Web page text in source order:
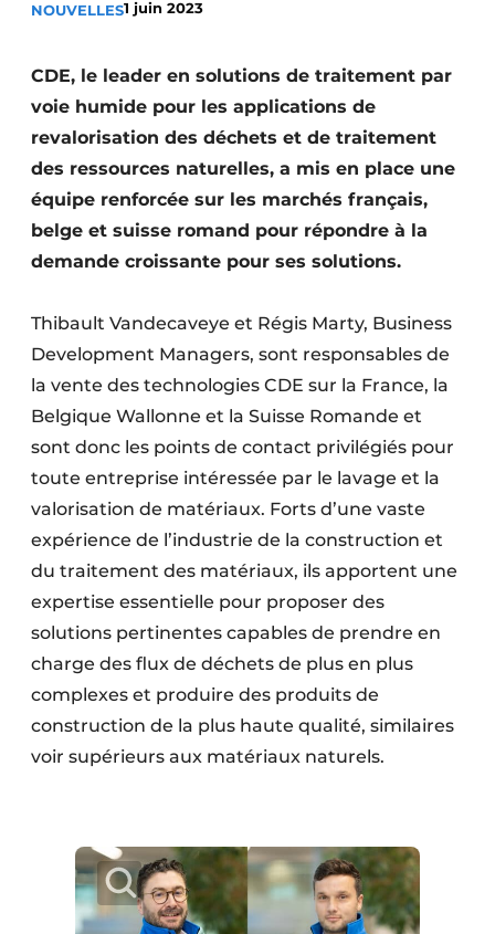
Construction bois
Contrôle d’accès
Éclairage
Fondations
Façades
Géotextiles
Infrastructures souterraines et égouttage
Protection solaire
Rénovation
Sécurité incendie
Software
Techniques ferroviaires
Travaux ferroviaires
NOUVELLES1 juin 2023
CDE, le leader en solutions de traitement par
voie humide pour les applications de
revalorisation des déchets et de traitement
des ressources naturelles, a mis en place une
équipe renforcée sur les marchés français,
belge et suisse romand pour répondre à la
demande croissante pour ses solutions.
Thibault Vandecaveye et Régis Marty, Business
Development Managers, sont responsables de
la vente des technologies CDE sur la France, la
Belgique Wallonne et la Suisse Romande et
sont donc les points de contact privilégiés pour
toute entreprise intéressée par le lavage et la
valorisation de matériaux. Forts d’une vaste
expérience de l’industrie de la construction et
du traitement des matériaux, ils apportent une
expertise essentielle pour proposer des
solutions pertinentes capables de prendre en
charge des flux de déchets de plus en plus
complexes et produire des produits de
construction de la plus haute qualité, similaires
voir supérieurs aux matériaux naturels.